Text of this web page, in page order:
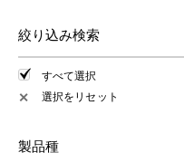
絞り込み検索
すべて選択
✕ 選択をリセット
製品種